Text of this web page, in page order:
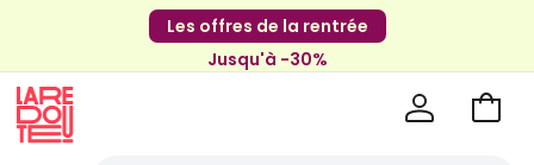
Les offres de la rentrée
Jusqu'à -30%
Aller